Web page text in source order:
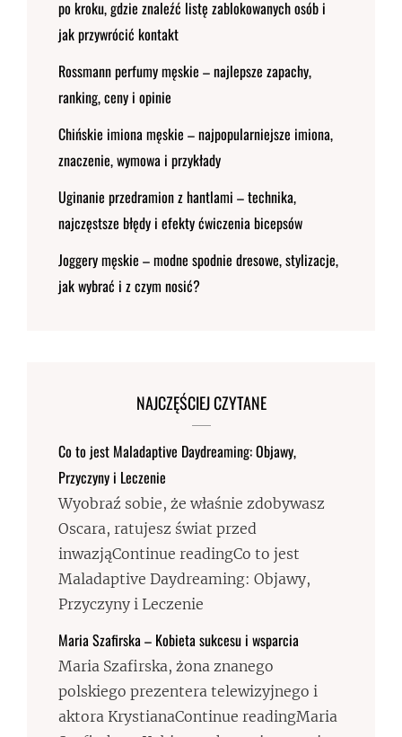
po kroku, gdzie znaleźć listę zablokowanych osób i
jak przywrócić kontakt
Rossmann perfumy męskie – najlepsze zapachy,
ranking, ceny i opinie
Chińskie imiona męskie – najpopularniejsze imiona,
znaczenie, wymowa i przykłady
Uginanie przedramion z hantlami – technika,
najczęstsze błędy i efekty ćwiczenia bicepsów
Joggery męskie – modne spodnie dresowe, stylizacje,
jak wybrać i z czym nosić?
NAJCZĘŚCIEJ CZYTANE
Co to jest Maladaptive Daydreaming: Objawy,
Przyczyny i Leczenie
Wyobraź sobie, że właśnie zdobywasz
Oscara, ratujesz świat przed
inwazjąContinue readingCo to jest
Maladaptive Daydreaming: Objawy,
Przyczyny i Leczenie
Maria Szafirska – Kobieta sukcesu i wsparcia
Maria Szafirska, żona znanego
polskiego prezentera telewizyjnego i
aktora KrystianaContinue readingMaria